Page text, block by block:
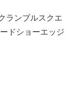
ランブルスクエ
ドショーエッジ